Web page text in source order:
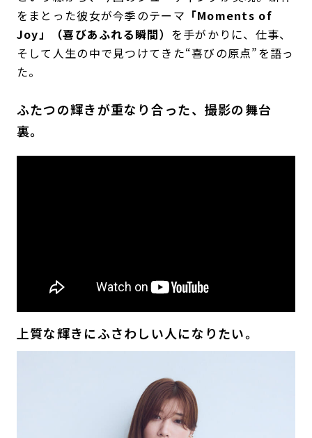
をまとった彼女が今季のテーマ 「Moments of
Joy」（喜びあふれる瞬間） を手がかりに、仕事、
そして人生の中で見つけてきた“喜びの原点”を語っ
た。
ふたつの輝きが重なり合った、撮影の舞台
裏。
上質な輝きにふさわしい人になりたい。